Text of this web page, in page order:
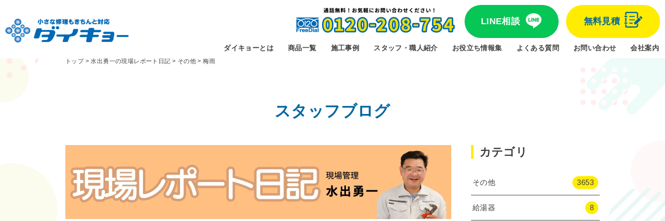
LINE相談 無料見積
ダイキョーとは 商品一覧 施工事例 スタッフ・職人紹介 お役立ち情報集 よくある質問 お問い合わせ 会社案内
トップ>水出勇一の現場レポート日記 > その他 >梅雨
スタッフブログ
カテゴリ
その他 3653
給湯器 8